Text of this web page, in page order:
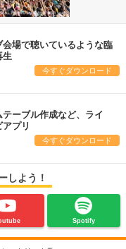
場で聴いているような臨
生
今すぐダウンロード
ーブル作成など、ライ
プリ
今すぐダウンロード
しよう！
Spotify